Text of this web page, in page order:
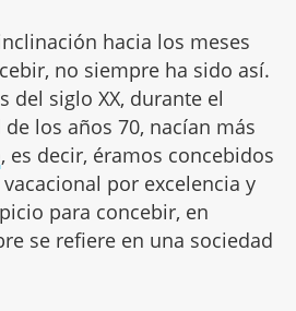
hacia los meses
no siempre ha sido así.
del siglo XX, durante el
los años 70, nacían más
, es decir, éramos concebidos
por excelencia y
para concebir, en
se refiere en una sociedad